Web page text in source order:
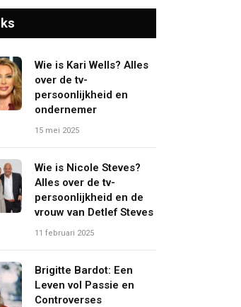
Wie is Kari Wells? Alles
over de tv-
persoonlijkheid en
ondernemer
15 mei 2025
Wie is Nicole Steves?
Alles over de tv-
persoonlijkheid en de
vrouw van Detlef Steves
11 februari 2025
Brigitte Bardot: Een
Leven vol Passie en
Controverses